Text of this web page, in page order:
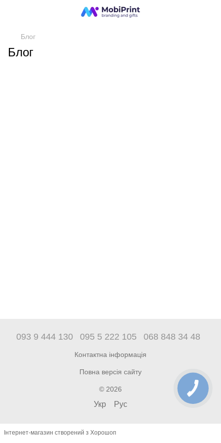
Блог
Блог
093 9 444 130 095 5 222 105 068 848 34 48
Контактна інформація
Повна версія сайту
© 2026
Укр Рус
Інтернет-магазин створений з Хорошоп